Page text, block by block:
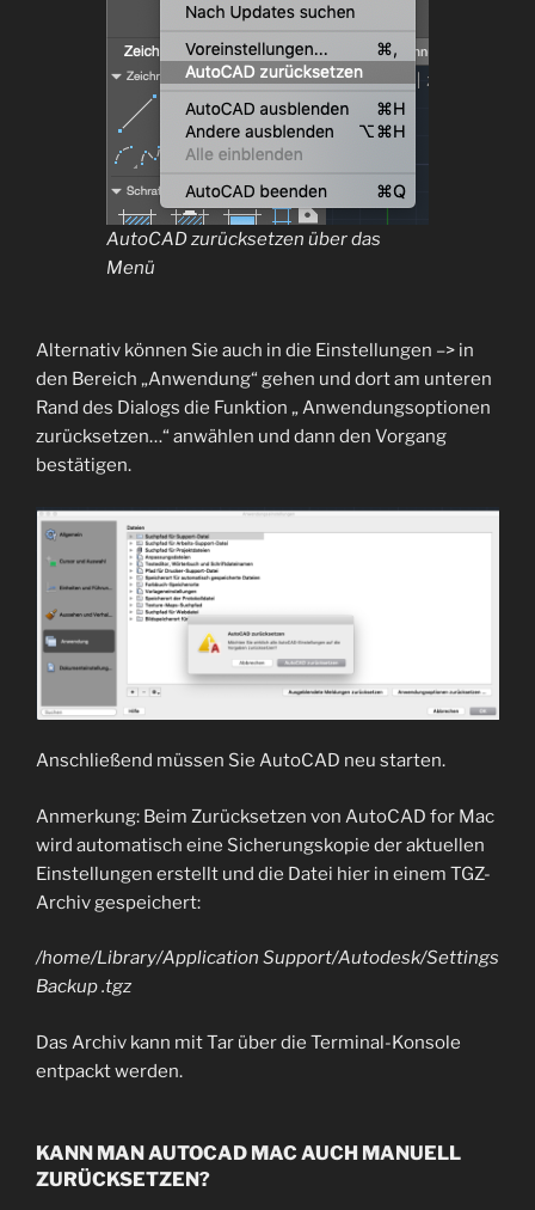
AutoCAD zurücksetzen über das
Menü
Alternativ können Sie auch in die Einstellungen –> in
den Bereich „Anwendung“ gehen und dort am unteren
Rand des Dialogs die Funktion „ Anwendungsoptionen
zurücksetzen…“ anwählen und dann den Vorgang
bestätigen.
Anschließend müssen Sie AutoCAD neu starten.
Anmerkung: Beim Zurücksetzen von AutoCAD for Mac
wird automatisch eine Sicherungskopie der aktuellen
Einstellungen erstellt und die Datei hier in einem TGZ-
Archiv gespeichert:
/home/Library/Application Support/Autodesk/Settings
Backup .tgz
Das Archiv kann mit Tar über die Terminal-Konsole
entpackt werden.
KANN MAN AUTOCAD MAC AUCH MANUELL
ZURÜCKSETZEN?